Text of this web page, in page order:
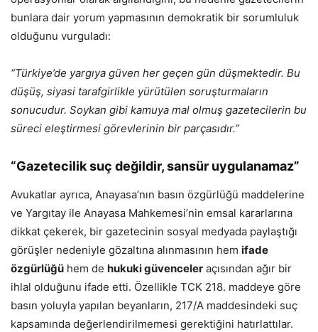
bunlara dair yorum yapmasının demokratik bir sorumluluk
olduğunu vurguladı:
“Türkiye’de yargıya güven her geçen gün düşmektedir. Bu
düşüş, siyasi tarafgirlikle yürütülen soruşturmaların
sonucudur. Soykan gibi kamuya mal olmuş gazetecilerin bu
süreci eleştirmesi görevlerinin bir parçasıdır.”
“Gazetecilik suç değildir, sansür uygulanamaz”
Avukatlar ayrıca, Anayasa’nın basın özgürlüğü maddelerine
ve Yargıtay ile Anayasa Mahkemesi’nin emsal kararlarına
dikkat çekerek, bir gazetecinin sosyal medyada paylaştığı
görüşler nedeniyle gözaltına alınmasının hem ifade
özgürlüğü hem de hukuki güvenceler açısından ağır bir
ihlal olduğunu ifade etti. Özellikle TCK 218. maddeye göre
basın yoluyla yapılan beyanların, 217/A maddesindeki suç
kapsamında değerlendirilmemesi gerektiğini hatırlattılar.